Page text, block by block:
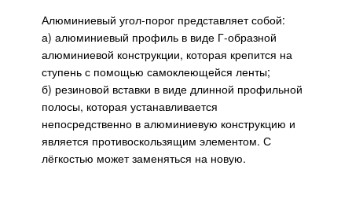
Алюминиевый угол-порог представляет собой:
а) алюминиевый профиль в виде Г-образной
алюминиевой конструкции, которая крепится на
ступень с помощью самоклеющейся ленты;
б) резиновой вставки в виде длинной профильной
полосы, которая устанавливается
непосредственно в алюминиевую конструкцию и
является противоскользящим элементом. С
лёгкостью может заменяться на новую.